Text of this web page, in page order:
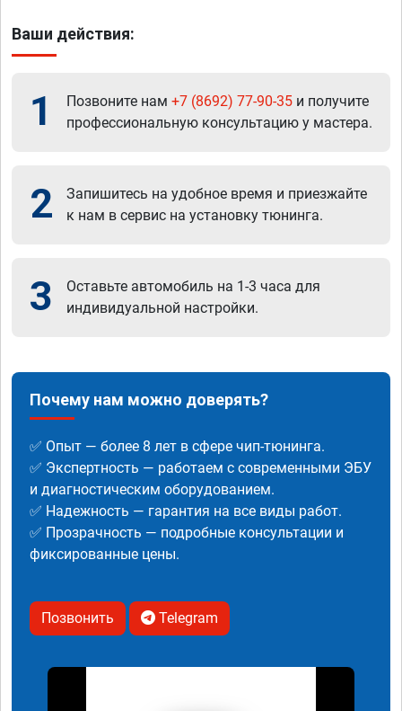
Ваши действия:
1 Позвоните нам +7 (8692) 77-90-35 и получите
профессиональную консультацию у мастера.
2
Запишитесь на удобное время и приезжайте
к нам в сервис на установку тюнинга.
3
Оставьте автомобиль на 1-3 часа для
индивидуальной настройки.
Почему нам можно доверять?
✅ Опыт — более 8 лет в сфере чип-тюнинга.
✅ Экспертность — работаем с современными ЭБУ
и диагностическим оборудованием.
✅ Надежность — гарантия на все виды работ.
✅ Прозрачность — подробные консультации и
фиксированные цены.
Позвонить Telegram